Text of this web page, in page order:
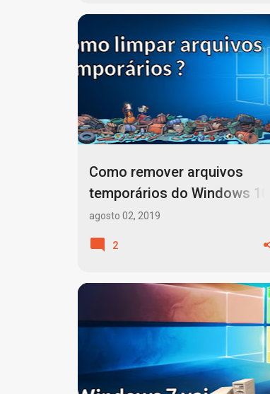
Como remover arquivos
temporários do Windows 10
?
agosto 02, 2019
MANUTENÇÃO DE COMPUTADORES + 3
2
ADMINISTRADOR DE SISTEMAS